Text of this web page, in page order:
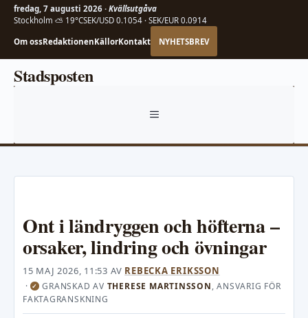
fredag, 7 augusti 2026 · Kvällsutgåva
Stockholm ⛅ 19°CSEK/USD 0.1054 · SEK/EUR 0.0914
Om ossRedaktionenKällorKontakt NYHETSBREV
HoppaStadsposten
MENY
Ont i ländryggen och höfterna –
orsaker, lindring och övningar
15 MAJ 2026, 11:53 AV REBECKA ERIKSSON
·✓ GRANSKAD AV THERESE MARTINSSON, ANSVARIG FÖR
FAKTAGRANSKNING